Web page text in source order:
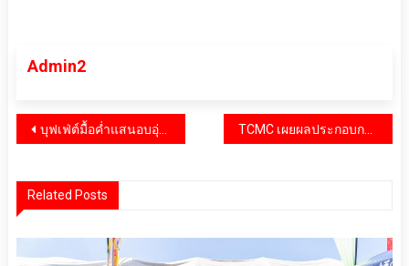
Admin2
แนะแนว
บุฟเฟ่ต์มื้อค่ำแสนอบอุ่นวันขอบคุณพระเจ้า ณ โรงแรม เดอะ เวสทิน แกรนด์ สุขุมวิท TCMC เผยผลประกอบการไตรมาสที่ 3 ปี 2568 ธุรกิจวัสดุตกแต่งพื้นผิวและธุรกิจพรมรถยนต์เป็นไปด้วยดี แต่ยังไม่เพียงพอจะชดเชยกับความท้าทายจากตลาดเฟอร์นิเจอร์สหราชอาณาจักร พร้อมเดินหน้าปรับโครงสร้างธุรกิจ
Related Posts